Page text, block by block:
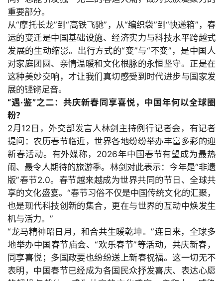
重要部分。
从“摩托长龙”到“高铁飞驰”，从“编织袋”到“快递箱”，春
运的变迁是中国基础设施、经济实力与科技水平跨越式
发展的生动缩影。出行方式的“变”与“不变”，是中国人
对家庭团圆、亲情温暖和文化根脉的永恒坚守。正是在
这种美妙交响，才让我们真切感受到时代进步与国家发
展的铿锵足音。
“遇·鉴”之二：共庆新春同享喜悦，中国年何以全球圈
粉？
2月12日，外交部发言人林剑主持例行记者会，有记者
提问：农历春节临近，世界各地纷纷举办丰富多彩的迎
新春活动。有外媒称， 2026年中国春节有望成为最热
闹、最令人期待的旅游季。林剑对此表示：今年是“非遗
版”春节2.0。春节越来越成为世界共同的节日、全球共
享的文化盛宴。“春节习俗不仅是中国传统文化的汇聚，
也是现代科技创新的集合，更在与世界的互动中焕发生
机与活力。”
“龙马精神昭日月，和合共生暖乾坤。”连日来，全球多
地举办中国春节庙会、“欢乐春节”等活动，共庆新春，
同享喜悦；多国政要也纷纷送上新春祝福。这一切无不
表明，中国春节已经成为各国民众抒发喜庆、表达心愿